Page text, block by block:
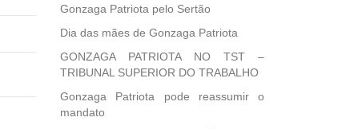
Gonzaga Patriota pelo Sertão
Dia das mães de Gonzaga Patriota
GONZAGA PATRIOTA NO TST –
TRIBUNAL SUPERIOR DO TRABALHO
Gonzaga Patriota pode reassumir o
mandato